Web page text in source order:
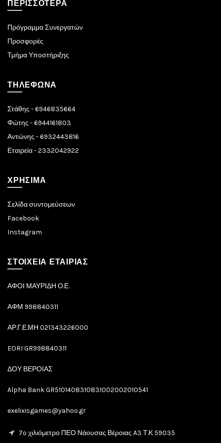
ΠΕΡΙΣΣΌΤΕΡΑ
Πρόγραμμα Συνεργατών
Προσφορές
Τμήμα Υποστήριξης
ΤΗΛΈΦΩΝΑ
Στάθης - 6946835664
Φώτης - 6944161803
Αντώνης - 6932443816
Εταιρεία - 2332042922
ΧΡΉΣΙΜΑ
Σελίδα συντομεύσεων
Facebook
Instagram
ΣΤΟΙΧΕΙΑ ΕΤΑΙΡΙΑΣ
ΑΦΟΙ ΜΑΥΡΙΔΗ Ο.Ε.
ΑΦΜ 998840311
ΑΡ.Γ.Ε.ΜΗ 021343226000
EORI GR998840311
ΔΟΥ ΒΕΡΟΙΑΣ
Alpha Bank GR5101408310831002002010541
exelixisgames@yahoo.gr
7o χιλιόμετρο ΠΕΟ Νάουσας Βέροιας A3 Τ.Κ 59035